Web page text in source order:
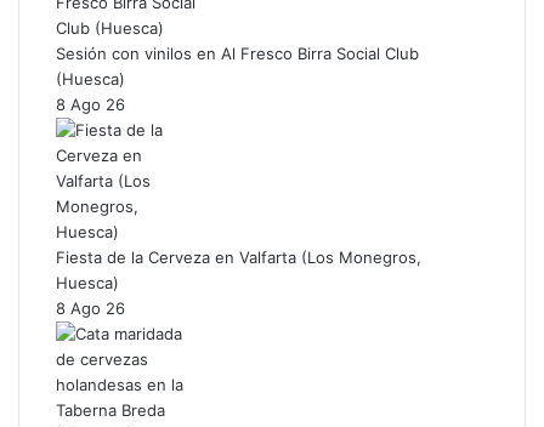
Sesión con vinilos en Al Fresco Birra Social Club
(Huesca)
8 Ago 26
Fiesta de la Cerveza en Valfarta (Los Monegros,
Huesca)
8 Ago 26